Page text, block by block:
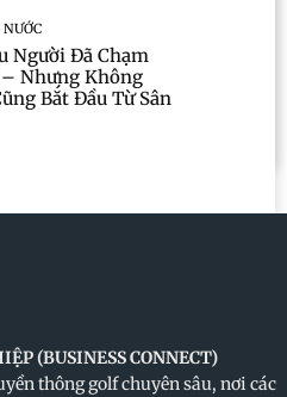
Người Đã Chạm
Nhưng Không
Bắt Đầu Từ Sân
(BUSINESS CONNECT)
thông golf chuyên sâu, nơi các